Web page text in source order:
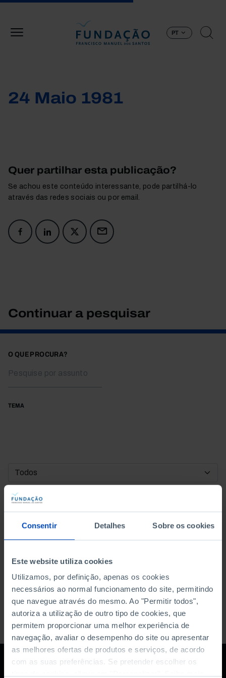
Consentir Detalhes Sobre os cookies
Este website utiliza cookies
Utilizamos, por definição, apenas os cookies
necessários ao normal funcionamento do site, permitindo
que navegue através do mesmo. Ao "Permitir todos",
autoriza a utilização de outro tipo de cookies, que
permitem proporcionar uma melhor experiência de
navegação, avaliar o desempenho do site ou apresentar
as melhores ofertas de produtos e serviços, de acordo
com as suas preferências. Se pretender escolher os
PT
24 Maio 1981
Quer partilhar esta publicação?
Se achou este conteúdo interessante, pode partilhá-lo
através das redes sociais ou por email.
Continuar a pesquisar
O QUE PROCURA?
TEMA
DATA DE INÍCIO
DATA DE FIM